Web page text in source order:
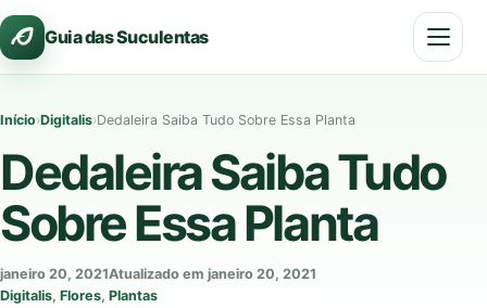
Pular
para
o
Guia das Suculentas
Início›Digitalis›Dedaleira Saiba Tudo Sobre Essa Planta
Dedaleira Saiba Tudo
Sobre Essa Planta
janeiro 20, 2021Atualizado em janeiro 20, 2021
Digitalis, Flores, Plantas